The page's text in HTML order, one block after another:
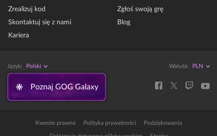
Zrealizuj kod
Skontaktuj się z nami
Kariera
Zgłoś swoją grę
Blog
Język: Polski Waluta:
Poznaj GOG Galaxy
Kwestie prawne Polityka prywatności Podziękowania